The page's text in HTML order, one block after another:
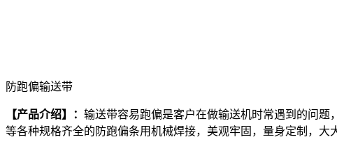
防跑偏输送带
【产品介绍】 ： 输送带容易跑偏是客户在做输送机时常遇到的问
等各种规格齐全的防跑偏条用机械焊接，美观牢固，量身定制，大